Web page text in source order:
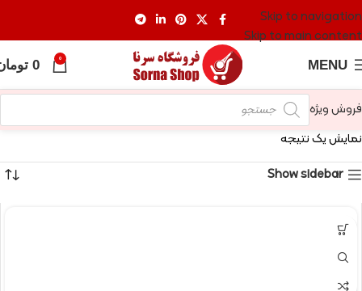
Skip to navigation
Skip to main content
MENU
0
0
فروش ویژه
نمایش یک نتیجه
Show sidebar